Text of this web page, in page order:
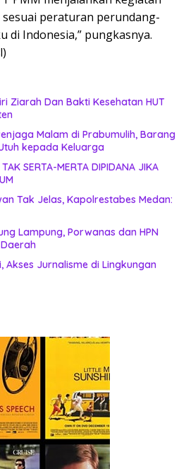
peraturan perundang-
di Indonesia,” pungkasnya.
Ziarah Dan Bakti Kesehatan HUT
Malam di Prabumulih, Barang
kepada Keluarga
SERTA-MERTA DIPIDANA JIKA
Tak Jelas, Kapolrestabes Medan:
Lampung, Porwanas dan HPN
Akses Jurnalisme di Lingkungan